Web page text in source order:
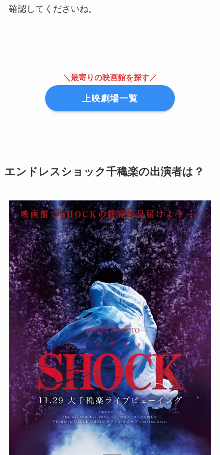
確認してくださいね。
＼最寄りの映画館を探す／
上映劇場一覧
エンドレスショック千穐楽の出演者は？